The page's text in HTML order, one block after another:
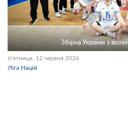
Збірна України з
пʼятниця, 12 червня 2026
Ліга Націй